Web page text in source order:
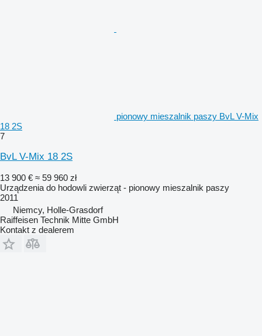
pionowy mieszalnik paszy BvL V-Mix
18 2S
7
BvL V-Mix 18 2S
13 900 € ≈ 59 960 zł
Urządzenia do hodowli zwierząt - pionowy mieszalnik paszy
2011
Niemcy, Holle-Grasdorf
Raiffeisen Technik Mitte GmbH
Kontakt z dealerem